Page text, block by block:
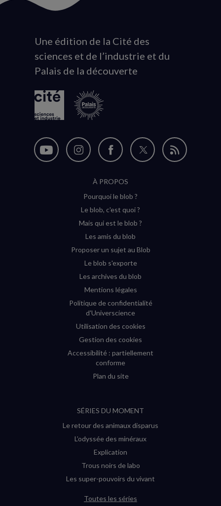
Animation
du
logo
Une édition de la Cité des
sciences et de l’industrie et du
Palais de la découverte
Nous
Nous
Instagram
(nouvelle
Nous
sur
Facebook
(nouvelle
Nous
Flux
À PROPOS
Pourquoi le blob ?
Le blob, c'est quoi ?
Mais qui est le blob ?
Les amis du blob
Proposer un sujet au Blob
Le blob s'exporte
Les archives du blob
Mentions légales
Politique de confidentialité
d'Universcience
Utilisation des cookies
Gestion des cookies
Accessibilité : partiellement
conforme
Plan du site
SÉRIES DU MOMENT
Le retour des animaux disparus
L’odyssée des minéraux
Explication
Trous noirs de labo
Les super-pouvoirs du vivant
Toutes les séries